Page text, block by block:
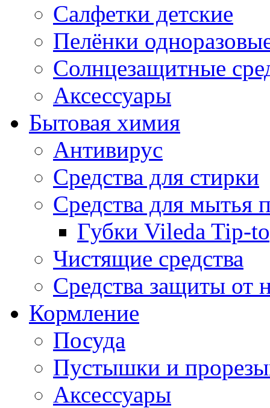
Салфетки детские
Пелёнки
Солнцезащитные
Аксессуары
Бытовая химия
Антивирус
Средства для стирки
Средства для мытья
Губки Vileda Tip-
Чистящие средства
Средства защиты от
Кормление
Посуда
Пустышки и
Аксессуары